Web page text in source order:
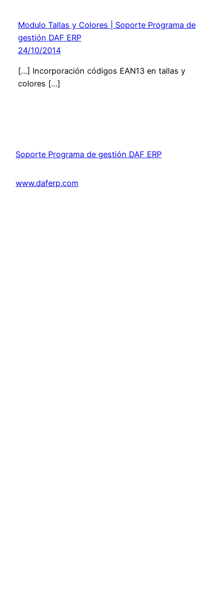
Modulo Tallas y Colores | Soporte Programa de
gestión DAF ERP
24/10/2014
[…] Incorporación códigos EAN13 en tallas y
colores […]
Soporte Programa de gestión DAF ERP
www.daferp.com